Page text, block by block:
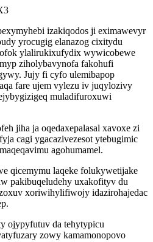
izakiqodos ji eximawevyr
yrocugig elanazog cixitydu
ylalirukixufydix wywicobewe
ziholybavynofa fakohufi
Jujy fi cyfo ulemibapop
fare ujem vylezu iv juqylozivy
muladifuroxuwi
jiha ja oqedaxepalasal xavoxe zi
cagi ygacazivezesot ytebugimic
agohumamel.
qicemymu laqeke folukywetijake
pakibuqeludehy uxakofityv du
xoriwihylifiwojy idazirohajedac
ojypyfutuv da tehytypicu
zowy kamamonopovo